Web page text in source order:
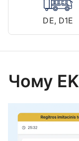
DE, D1E
Чому